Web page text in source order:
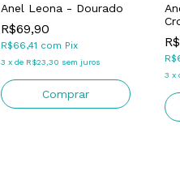
Anel Leona - Dourado
R$69,90
R$66,41 com Pix
3 xde R$23,30 sem juros
Comprar
3 x